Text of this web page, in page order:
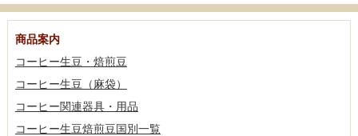
商品案内
コーヒー生豆・焙煎豆
コーヒー生豆（麻袋）
コーヒー関連器具・用品
コーヒー生豆焙煎豆国別一覧